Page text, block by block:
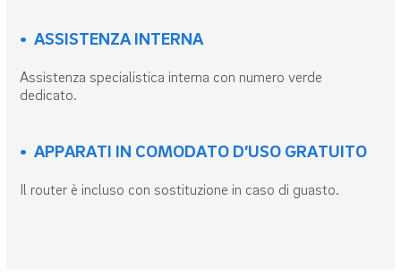
• ASSISTENZA INTERNA
Assistenza specialistica interna con numero verde
dedicato.
• APPARATI IN COMODATO D’USO GRATUITO
Il router è incluso con sostituzione in caso di guasto.